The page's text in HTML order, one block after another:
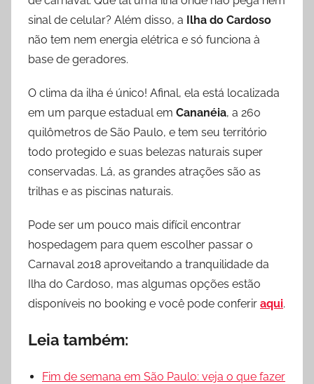
sinal de celular? Além disso, a Ilha do Cardoso
não tem nem energia elétrica e só funciona à
base de geradores.
O clima da ilha é único! Afinal, ela está localizada
em um parque estadual em Cananéia, a 260
quilômetros de São Paulo, e tem seu território
todo protegido e suas belezas naturais super
conservadas. Lá, as grandes atrações são as
trilhas e as piscinas naturais.
Pode ser um pouco mais difícil encontrar
hospedagem para quem escolher passar o
Carnaval 2018 aproveitando a tranquilidade da
Ilha do Cardoso, mas algumas opções estão
disponíveis no booking e você pode conferir aqui.
Leia também:
Fim de semana em São Paulo: veja o que fazer